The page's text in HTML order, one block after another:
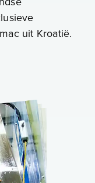
uit Kroatië.